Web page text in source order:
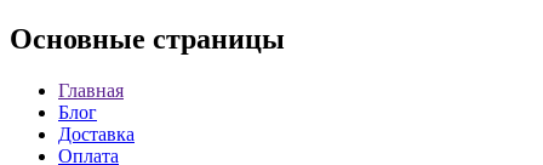
Основные страницы
Главная
Блог
Доставка
Оплата